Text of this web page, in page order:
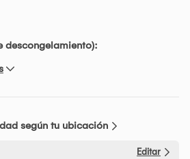
descongelamiento):
según tu ubicación
Editar